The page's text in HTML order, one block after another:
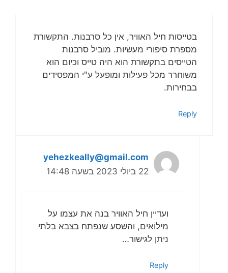
בטייסות חיל האוויר, אין כל סרבנות. התקשורת
מספרת סיפורי מעשיות. מוביל סרבנות
הטייסים בתקשורת הוא היה טייס וכיום הוא
משוחרר מכל פעילות ומופעל ע"י המפסידים
בבחירות.
Reply
yehezkeally@gmail.com
22 ביולי 2023 בשעה 14:48
ועדיין חיל האוויר בנה את עצמו על
מילואים, והשסע שנפתח בצבא בלתי
ניתן לגישור…
Reply